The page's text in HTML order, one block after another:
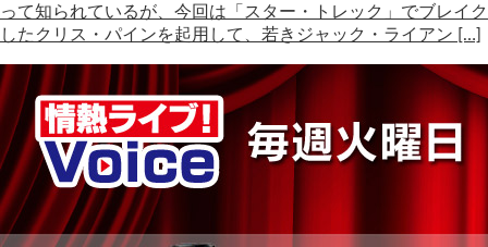
って知られているが、今回は「スター・トレック」でブレイク
したクリス・パインを起用して、若きジャック・ライアン […]